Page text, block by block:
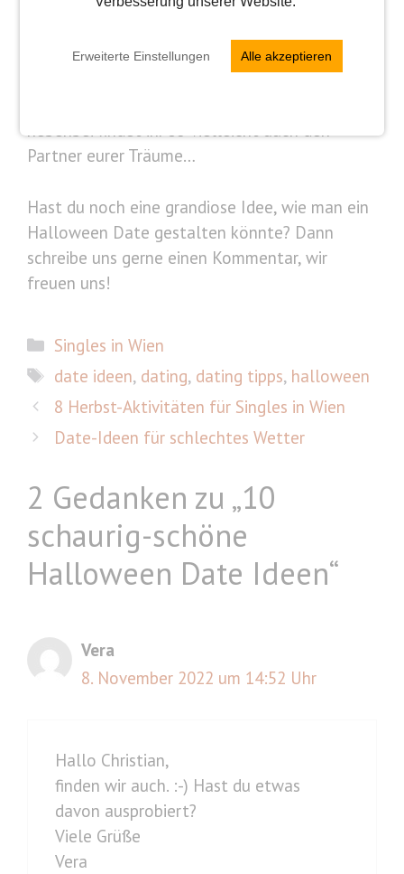
Erweiterte Einstellungen Alle akzeptieren
Halloween liefert euch aber bestimmt
nebenbei findet ihr so vielleicht auch den
Partner eurer Träume…
Hast du noch eine grandiose Idee, wie man ein
Halloween Date gestalten könnte? Dann
schreibe uns gerne einen Kommentar, wir
freuen uns!
Kategorien
Singles in Wien
Schlagwörter
date ideen, dating, dating tipps, halloween
8 Herbst-Aktivitäten für Singles in Wien
Date-Ideen für schlechtes Wetter
2 Gedanken zu „10
schaurig-schöne
Halloween Date Ideen“
Vera
8. November 2022 um 14:52 Uhr
Hallo Christian,
finden wir auch. :-) Hast du etwas
davon ausprobiert?
Viele Grüße
Vera